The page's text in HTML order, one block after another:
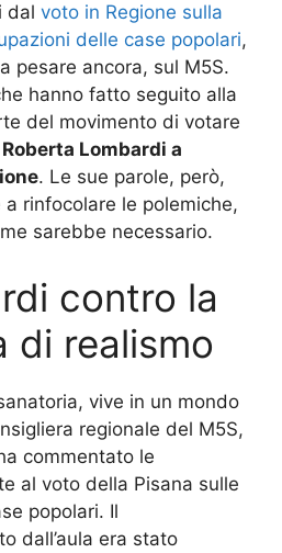
dal voto in Regione sulla
delle case popolari,
pesare ancora, sul M5S.
hanno fatto seguito alla
del movimento di votare
Lombardi a
. Le sue parole, però,
rinfocolare le polemiche,
sarebbe necessario.
contro la
di realismo
vive in un mondo
regionale del M5S,
commentato le
al voto della Pisana sulle
popolari. Il
dall’aula era stato